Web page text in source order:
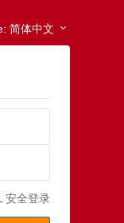
简体中文
安全登录